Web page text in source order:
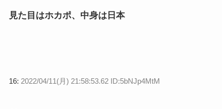
見た目はホカポ、中身は日本
16: 2022/04/11(月) 21:58:53.62 ID:5bNJp4MtM